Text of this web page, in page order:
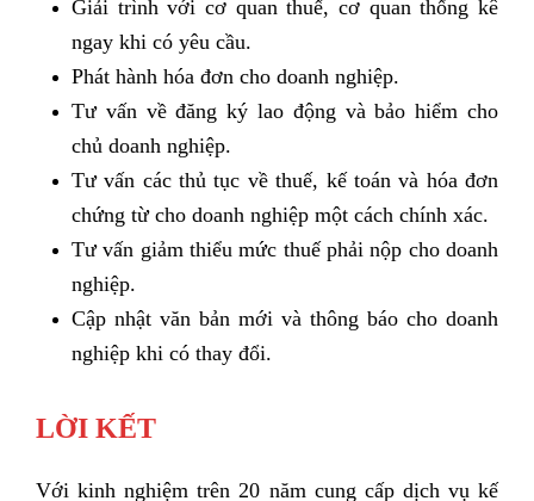
Giải trình với cơ quan thuế, cơ quan thống kê
ngay khi có yêu cầu.
Phát hành hóa đơn cho doanh nghiệp.
Tư vấn về đăng ký lao động và bảo hiểm cho
chủ doanh nghiệp.
Tư vấn các thủ tục về thuế, kế toán và hóa đơn
chứng từ cho doanh nghiệp một cách chính xác.
Tư vấn giảm thiểu mức thuế phải nộp cho doanh
nghiệp.
Cập nhật văn bản mới và thông báo cho doanh
nghiệp khi có thay đổi.
LỜI KẾT
Với kinh nghiệm trên 20 năm cung cấp dịch vụ kế